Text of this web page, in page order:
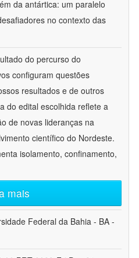
da antártica: um paralelo
no contexto das
do percurso do
configuram questões
resultados e de outros
do edital escolhida reflete a
de novas lideranças na
científico do Nordeste.
isolamento, confinamento,
mais
Federal da Bahia - BA -